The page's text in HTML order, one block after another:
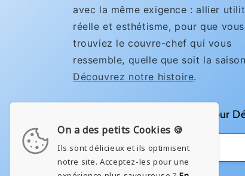
avec la même exigence : allier
réelle et esthétisme, pour que vous
trouviez le couvre-chef qui vous
ressemble, quelle que soit la
Découvrez notre histoire.
Rejoignez notre Newsletter pour
E-mail
On a des petits Cookies 🍪
Ils sont délicieux et ils optimisent
notre site. Acceptez-les pour une